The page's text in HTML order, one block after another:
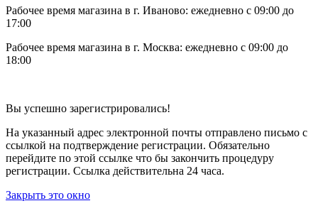
Рабочее время магазина в г. Иваново: ежедневно с 09:00 до
17:00
Рабочее время магазина в г. Москва: ежедневно с 09:00 до
18:00
Вы успешно зарегистрировались!
На указанный адрес электронной почты отправлено письмо с
ссылкой на подтверждение регистрации. Обязательно
перейдите по этой ссылке что бы закончить процедуру
регистрации. Ссылка действительна 24 часа.
Закрыть это окно